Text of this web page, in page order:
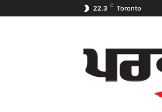
22.3 C Toronto